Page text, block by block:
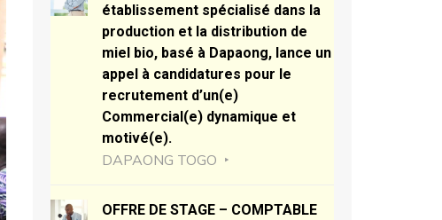
établissement spécialisé dans la
production et la distribution de
miel bio, basé à Dapaong, lance un
appel à candidatures pour le
recrutement d’un(e)
Commercial(e) dynamique et
motivé(e).
DAPAONG TOGO
OFFRE DE STAGE – COMPTABLE